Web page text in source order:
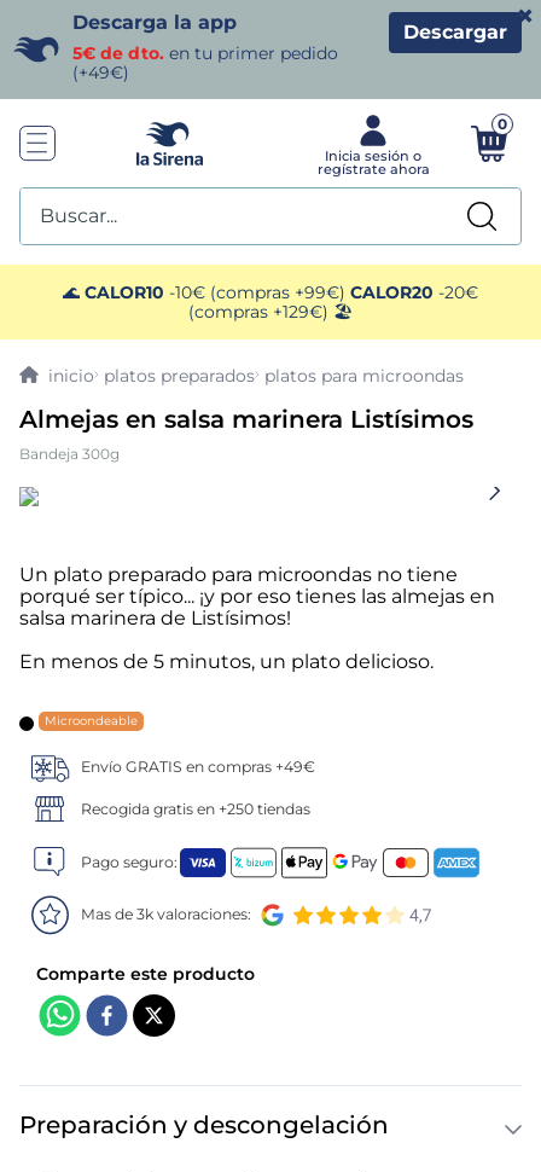
Descarga la app
5€ de dto. en tu primer pedido
(+49€)
Descargar
×
0
Buscar...
🌊 CALOR10 -10€ (compras +99€) CALOR20 -20€
(compras +129€) 🏖️
platos preparados platos para microondas
Almejas en salsa marinera Listísimos
Bandeja 300g
Un plato preparado para microondas no tiene
porqué ser típico... ¡y por eso tienes las almejas en
salsa marinera de Listísimos!
En menos de 5 minutos, un plato delicioso.
Microondeable
Envío GRATIS en compras +49€
Recogida gratis en +250 tiendas
Pago seguro:
Mas de 3k valoraciones:
Preparación y descongelación
TÉRMINOS MÁS BUSCADOS
1. helados sirena
gambas
3. patatas
5. verduras
8. gambon
. sushi
10. listísimos